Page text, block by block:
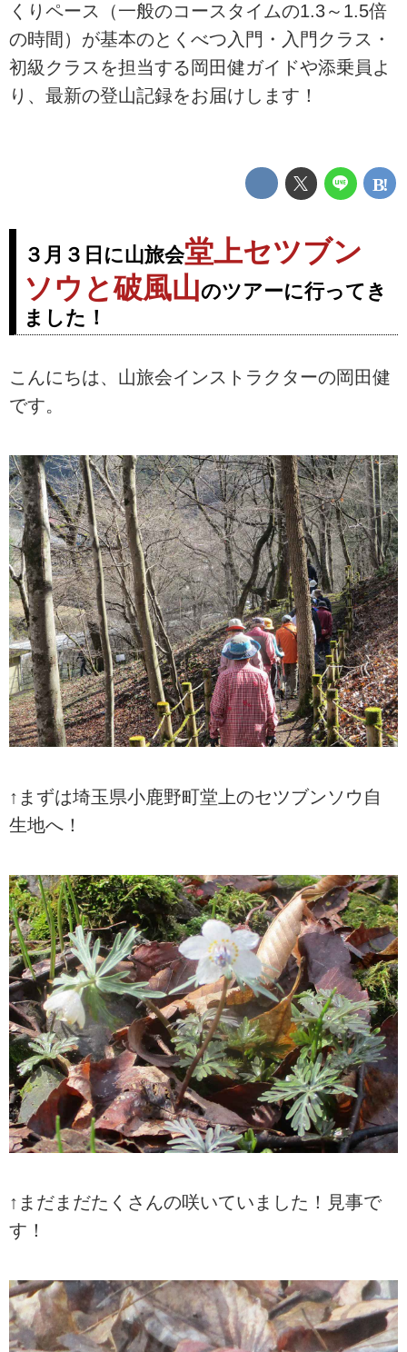
くりペース（一般のコースタイムの1.3～1.5倍
の時間）が基本のとくべつ入門・入門クラス・
初級クラスを担当する岡田健ガイドや添乗員よ
り、最新の登山記録をお届けします！
３月３日に山旅会堂上セツブン
ソウと破風山のツアーに行ってき
ました！
こんにちは、山旅会インストラクターの岡田健
です。
↑まずは埼玉県小鹿野町堂上のセツブンソウ自
生地へ！
↑まだまだたくさんの咲いていました！見事で
す！